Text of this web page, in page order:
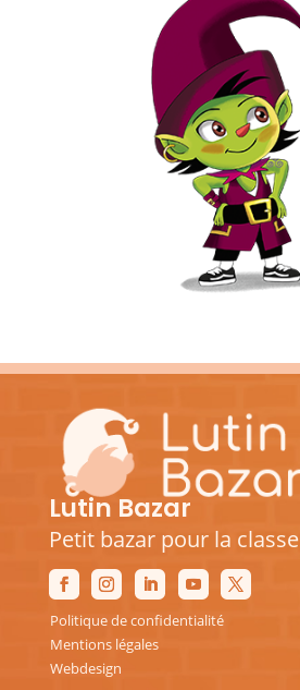
Lutin Bazar
Petit bazar pour la classe
Politique de confidentialité
Mentions légales
Webdesign